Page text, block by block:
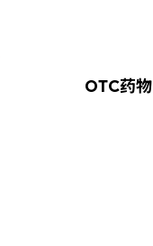
OTC药物